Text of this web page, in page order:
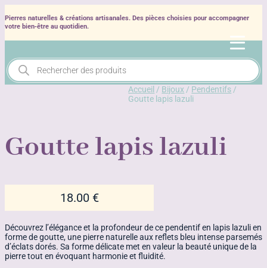
Pierres naturelles & créations artisanales. Des pièces choisies pour accompagner
votre bien‑être au quotidien.
Recherche
de
produits
Accueil / Bijoux / Pendentifs /
Goutte lapis lazuli
Goutte lapis lazuli
18.00 €
Découvrez l’élégance et la profondeur de ce pendentif en lapis lazuli en
forme de goutte, une pierre naturelle aux reflets bleu intense parsemés
d’éclats dorés. Sa forme délicate met en valeur la beauté unique de la
pierre tout en évoquant harmonie et fluidité.